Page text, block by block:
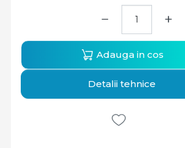
− +
Adauga in cos
Detalii tehnice